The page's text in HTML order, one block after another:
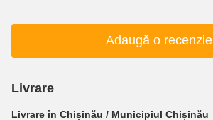
Adaugă o recenzie
Livrare
Livrare în Chișinău / Municipiul Chișinău